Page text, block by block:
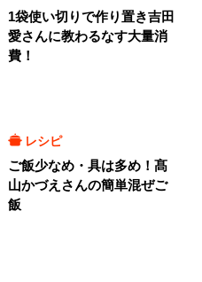
1袋使い切りで作り置き吉田
愛さんに教わるなす大量消
費！
レシピ
ご飯少なめ・具は多め！髙
山かづえさんの簡単混ぜご
飯